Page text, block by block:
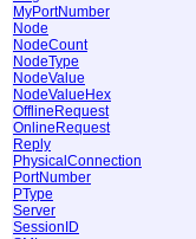
MyPortNumber
Node
NodeCount
NodeType
NodeValue
NodeValueHex
OfflineRequest
OnlineRequest
Reply
PhysicalConnection
PortNumber
PType
Server
SessionID